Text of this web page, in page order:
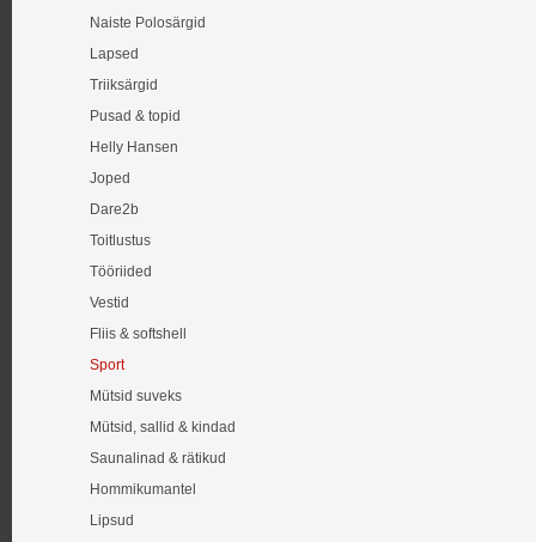
Naiste Polosärgid
Lapsed
Triiksärgid
Pusad & topid
Helly Hansen
Joped
Dare2b
Toitlustus
Tööriided
Vestid
Fliis & softshell
Sport
Mütsid suveks
Mütsid, sallid & kindad
Saunalinad & rätikud
Hommikumantel
Lipsud